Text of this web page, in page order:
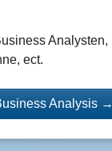
Analysten,
ect.
Analysis →